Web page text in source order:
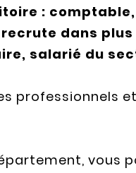
:
dans
salarié du
professionnels
vous